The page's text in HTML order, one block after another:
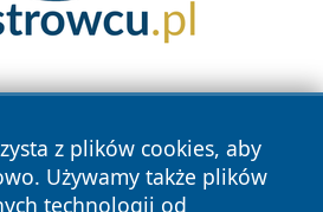
z plików cookies, aby
Używamy także plików
technologii od